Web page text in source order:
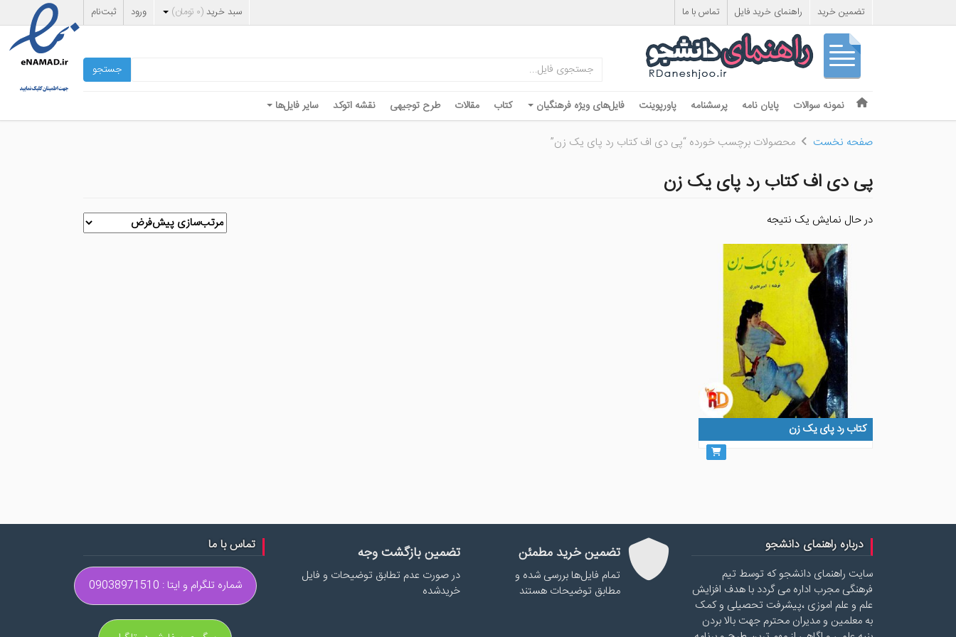
تضمین خرید راهنمای خرید فایل تماس با ما سبد خرید (۰ تومان) ورود ثبت‌نام
جستجو
Menu
Skip to content
نمونه سوالات پایان نامه پرسشنامه پاورپوینت فایل‌های ویژه فرهنگیان کتاب مقالات طرح توجیهی نقشه اتوکد سایر فایل‌ها
صفحه نخست محصولات برچسب خورده “پی دی اف کتاب رد پای یک زن”
پی دی اف کتاب رد پای یک زن
در حال نمایش یک نتیجه
کتاب رد پای یک زن
درباره راهنمای دانشجو
سایت راهنمای دانشجو که توسط تیم
فرهنگی مجرب اداره می گردد با هدف افزایش
علم و علم اموزی ،پیشرفت تحصیلی و کمک
به معلمین و مدیران محترم جهت بالا بردن
تضمین خرید مطمئن
تمام فایل‌ها بررسی شده و
مطابق توضیحات هستند
تضمین بازگشت وجه
در صورت عدم تطابق توضیحات و فایل
خریدشده
تماس با ما
شماره تلگرام و ایتا : 09038971510